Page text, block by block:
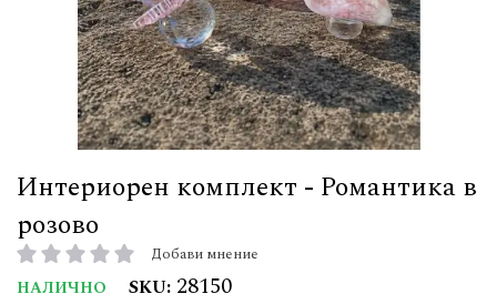
Интериорен комплект - Романтика в
розово
рейтинг: Добави мнение
НАЛИЧНО SKU 28150